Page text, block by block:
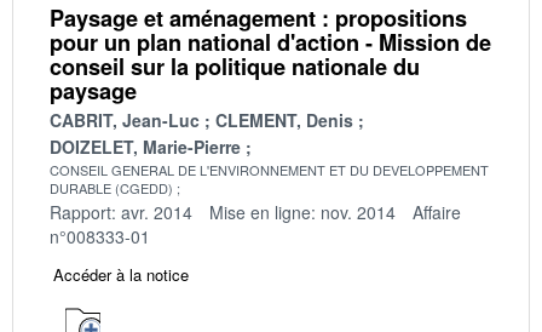
Paysage et aménagement : propositions
pour un plan national d'action - Mission de
conseil sur la politique nationale du
paysage
CABRIT, Jean-Luc
CLEMENT, Denis
DOIZELET, Marie-Pierre
CONSEIL GENERAL DE L'ENVIRONNEMENT ET DU DEVELOPPEMENT
DURABLE (CGEDD)
Rapport: avr. 2014 Mise en ligne: nov. 2014
Affaire
n°008333-01
Accéder à la notice